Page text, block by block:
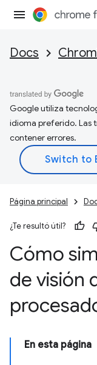
Docs
Google utiliza
idioma preferido. Las
contener errores.
Página principal
¿Te resultó útil?
Cómo
de visión
En esta página